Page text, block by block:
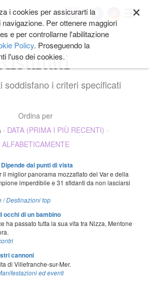
My ×
i cookies per assicurarti la
Per ottenere maggiori
e per controllarne l'abilitazione
Policy. Proseguendo la
l'uso dei cookies.
i criteri specificati
Ordina per
· DATA (PRIMA I PIÙ RECENTI) ·
ALFABETICAMENTE
dai punti di vista
il miglior panorama mozzafiato del Var e della
imperdibile e 31 sfidanti da non lasciarsi
/Destinazioni top
occhi di un bambino
ha passato tutta la sua vita tra Nizza, Mentone
cannoni
di Villefranche-sur-Mer.
ed eventi